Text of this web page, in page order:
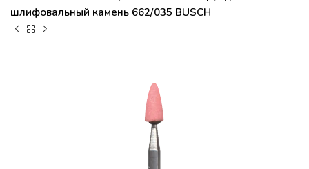
шлифовальный камень 662/035 BUSCH